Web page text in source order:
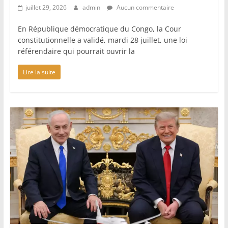
juillet 29, 2026 admin Aucun commentaire
En République démocratique du Congo, la Cour
constitutionnelle a validé, mardi 28 juillet, une loi
référendaire qui pourrait ouvrir la
Lire la suite